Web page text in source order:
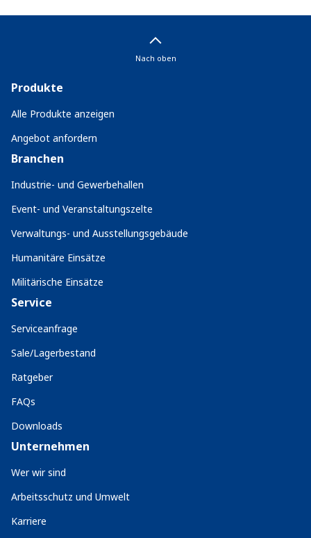
Nach oben
Produkte
Alle Produkte anzeigen
Angebot anfordern
Branchen
Industrie- und Gewerbehallen
Event- und Veranstaltungszelte
Verwaltungs- und Ausstellungsgebäude
Humanitäre Einsätze
Militärische Einsätze
Service
Serviceanfrage
Sale/Lagerbestand
Ratgeber
FAQs
Downloads
Unternehmen
Wer wir sind
Arbeitsschutz und Umwelt
Karriere